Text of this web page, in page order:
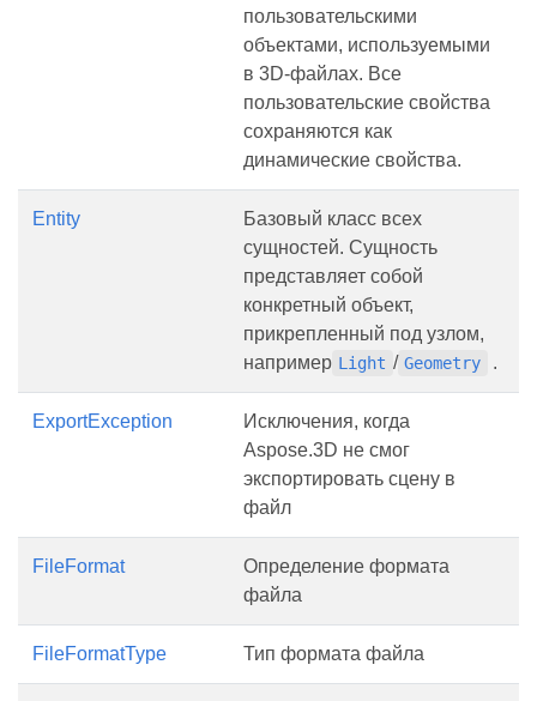
пользовательскими
объектами, используемыми
в 3D-файлах. Все
пользовательские свойства
сохраняются как
динамические свойства.
Entity
Базовый класс всех
сущностей. Сущность
представляет собой
конкретный объект,
прикрепленный под узлом,
например Light / Geometry .
ExportException
Исключения, когда
Aspose.3D не смог
экспортировать сцену в
файл
FileFormat
Определение формата
файла
FileFormatType Тип формата файла